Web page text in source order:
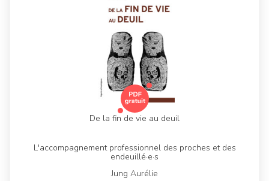
De la fin de vie au deuil
L'accompagnement professionnel des proches et des
endeuillé·e·s
Jung Aurélie